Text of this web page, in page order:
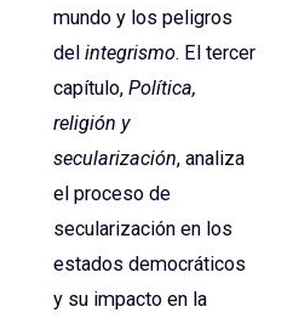
mundo y los peligros
del integrismo. El tercer
capítulo, Política,
religión y
secularización, analiza
el proceso de
secularización en los
estados democráticos
y su impacto en la